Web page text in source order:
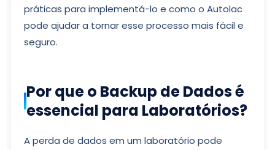
práticas para implementá-lo e como o Autolac
pode ajudar a tornar esse processo mais fácil e
seguro.
Por que o Backup de Dados é
essencial para Laboratórios?
A perda de dados em um laboratório pode